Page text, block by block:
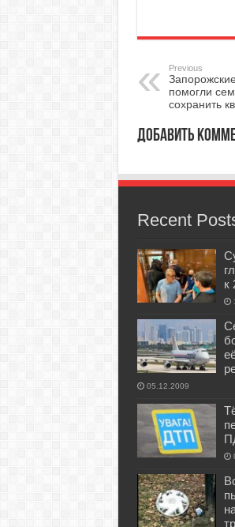
Previous
помогли
сохранить
Добавить
Recent
к
05.12.2009